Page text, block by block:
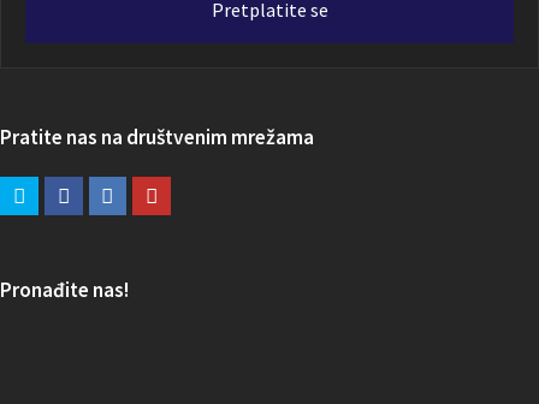
Pretplatite se
Pratite nas na društvenim mrežama
Pronađite nas!